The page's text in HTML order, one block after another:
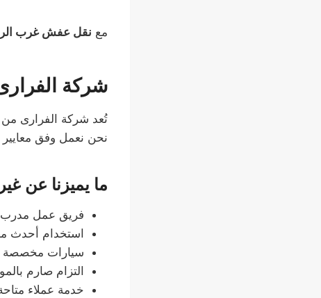
مع نقل عفش غرب
شركة
تُعد شركة الفرارى
نحن نعمل وفق معايير
ما يميزنا عن
فريق عمل
استخدام أحدث
سيارات مخصصة
التزام صارم
خدمة عملاء